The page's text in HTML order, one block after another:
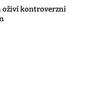
oživí kontroverzní